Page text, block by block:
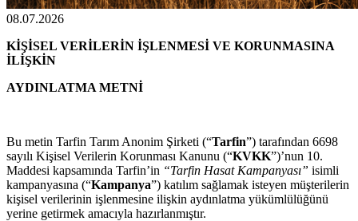
08.07.2026
KİŞİSEL VERİLERİN İŞLENMESİ VE KORUNMASINA
İLİŞKİN
AYDINLATMA METNİ
Bu metin Tarfin Tarım Anonim Şirketi (“Tarfin”) tarafından 6698
sayılı Kişisel Verilerin Korunması Kanunu (“KVKK”)’nun 10.
Maddesi kapsamında Tarfin’in “Tarfin Hasat Kampanyası” isimli
kampanyasına (“Kampanya”) katılım sağlamak isteyen müşterilerin
kişisel verilerinin işlenmesine ilişkin aydınlatma yükümlülüğünü
yerine getirmek amacıyla hazırlanmıştır.